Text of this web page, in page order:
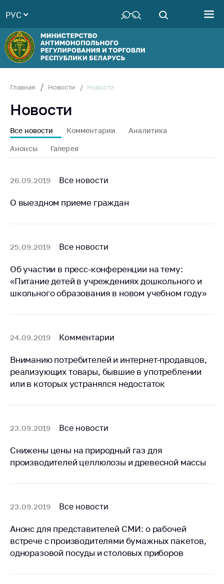
Руководство
Структура
Министерства
Территориальные
Законодательство
Антикоррупционная
деятельность
совет
Соискателям
универсальная
Общественная
жизнь
геральдические
5 лет МАРТ
Деятельность
Антимонопольное
регулирование и
Торговля и услуги
Защита прав
Регулирование
рекламной
деятельности
РУС
Главная Новости Новости
Новости
Все новости Комментарии Аналитика
Анонсы Галерея
26.09.2019 Все новости
О выездном приеме граждан
25.09.2019 Все новости
Об участии в пресс-конференции на тему:
«Питание детей в учреждениях дошкольного и
школьного образования в новом учебном году»
24.09.2019 Комментарии
Вниманию потребителей и интернет-продавцов,
реализующих товары, бывшие в употреблении
или в которых устранялся недостаток
23.09.2019 Все новости
Снижены цены на природный газ для
производителей целлюлозы и древесной массы
23.09.2019 Все новости
Анонс для представителей СМИ: о рабочей
встрече с производителями бумажных пакетов,
одноразовой посуды и столовых приборов